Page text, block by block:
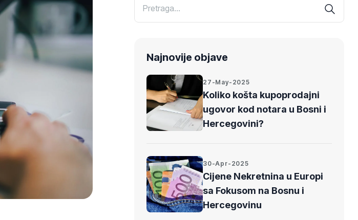
Najnovije objave
27-May-2025
Koliko košta kupoprodajni
ugovor kod notara u Bosni i
Hercegovini?
30-Apr-2025
Cijene Nekretnina u Europi
sa Fokusom na Bosnu i
Hercegovinu